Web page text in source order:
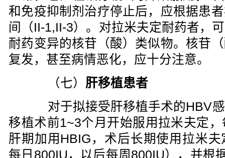
和免疫抑制剂治疗停止后，应根据患
间（II-1,II-3）。对拉米夫定耐药者，
耐药变异的核苷（酸）类似物。核苷
复发，甚至病情恶化，应十分注意。
（七） 肝移植患者
对于拟接受肝移植手术的HBV感
移植术前1~3个月开始服用拉米夫定
肝期加用HBIG，术后长期使用拉米
每日800IU，以后每周800IU），并根